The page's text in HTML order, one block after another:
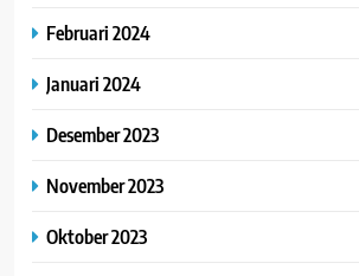
Februari 2024
Januari 2024
Desember 2023
November 2023
Oktober 2023